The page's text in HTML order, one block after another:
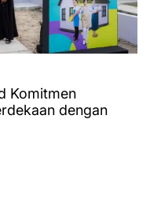
Komitmen
dengan